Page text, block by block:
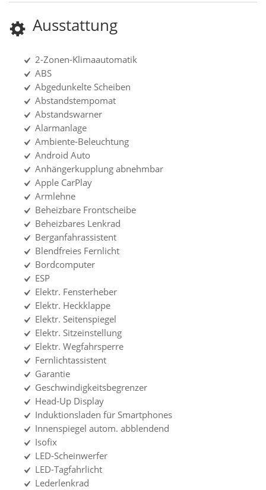
Ausstattung
2-Zonen-Klimaautomatik
ABS
Abgedunkelte Scheiben
Abstandstempomat
Abstandswarner
Alarmanlage
Ambiente-Beleuchtung
Android Auto
Anhängerkupplung abnehmbar
Apple CarPlay
Armlehne
Beheizbare Frontscheibe
Beheizbares Lenkrad
Berganfahrassistent
Blendfreies Fernlicht
Bordcomputer
ESP
Elektr. Fensterheber
Elektr. Heckklappe
Elektr. Seitenspiegel
Elektr. Sitzeinstellung
Elektr. Wegfahrsperre
Fernlichtassistent
Garantie
Geschwindigkeitsbegrenzer
Head-Up Display
Induktionsladen für Smartphones
Innenspiegel autom. abblendend
Isofix
LED-Scheinwerfer
LED-Tagfahrlicht
Lederlenkrad